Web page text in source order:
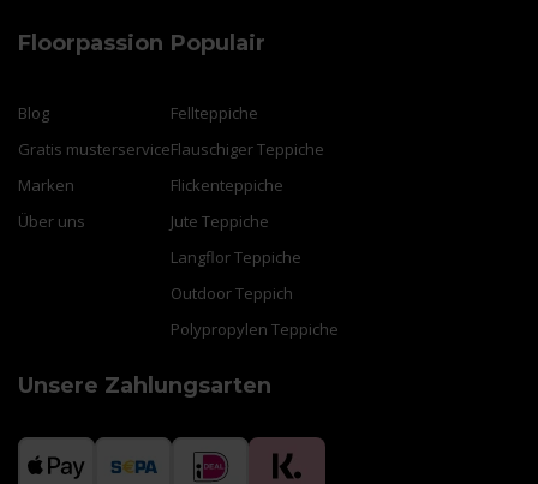
Floorpassion
Blog
Gratis musterservice
Marken
Über uns
Populair
Fellteppiche
Flauschiger Teppiche
Flickenteppiche
Jute Teppiche
Langflor Teppiche
Outdoor Teppich
Polypropylen Teppiche
Unsere Zahlungsarten